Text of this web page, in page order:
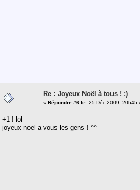
Re : Joyeux Noël à tous ! :)
« Répondre #6 le: 25 Déc 2009, 20h45
+1 ! lol
joyeux noel a vous les gens ! ^^